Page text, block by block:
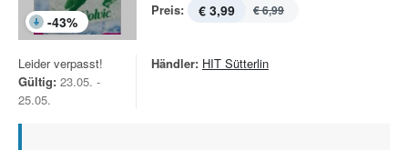
-43%
Preis: € 3,99 € 6,99
Leider verpasst!
Gültig: 23.05. -
25.05.
Händler: HIT Sütterlin